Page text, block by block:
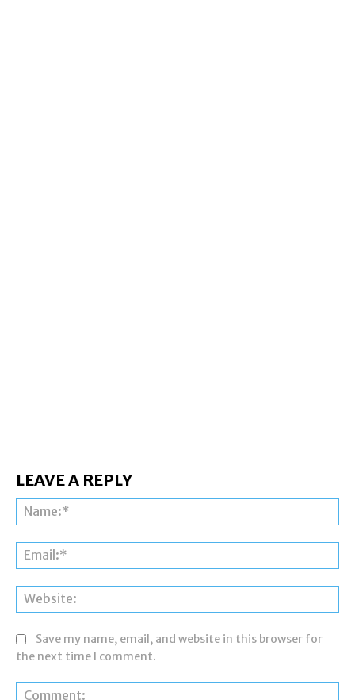
LEAVE A REPLY
Save my name, email, and website in this browser for
the next time I comment.